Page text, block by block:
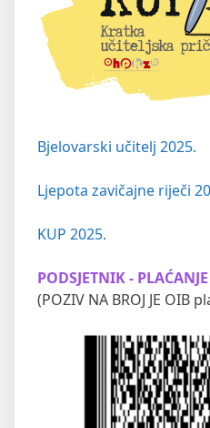
Bjelovarski učitelj 2025.
Ljepota zavičajne riječi
KUP 2025.
PODSJETNIK -
(POZIV NA BROJ JE OIB